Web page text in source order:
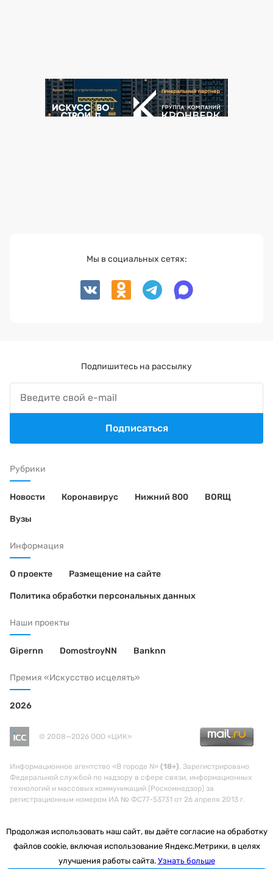
Рубрики
Новости Коронавирус Нижний 800 BORЩ
Вузы
Информация
О проекте Размещение на сайте
Политика обработки персональных данных
Наши проекты
Gipernn DomostroyNN Banknn
Премия «Искусство исцелять»
2026
© 2008—2026 ООО «ЦИК»
Информационное агентство «В городе N» (18+). Зарегистрировано
Федеральной службой по надзору в сфере связи, информационных
технологий и массовых коммуникаций (Роскомнадзор) за
регистрационным номером ИА № ФС77-53731 от 26 апреля 2013 г.
Мы в социальных сетях:
Подпишитесь на рассылку
Подписаться
Продолжая использовать наш сайт, вы даёте согласие на обработку
файлов cookie, включая использование Яндекс.Метрики, в целях
улучшения работы сайта. Узнать больше